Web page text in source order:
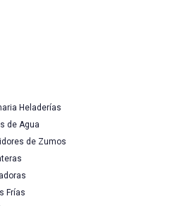
Heladerías
de Agua
de Zumos
Frías